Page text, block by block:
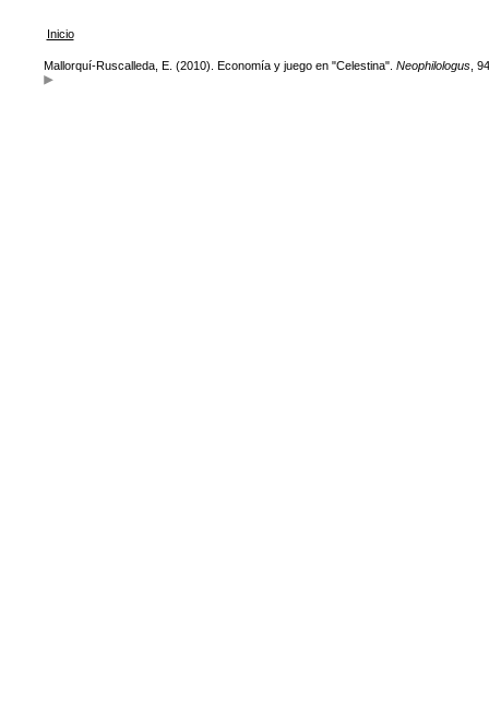
Inicio
Mallorquí-Ruscalleda, E. (2010). Economía y juego en "Celestina". Neophilologus,